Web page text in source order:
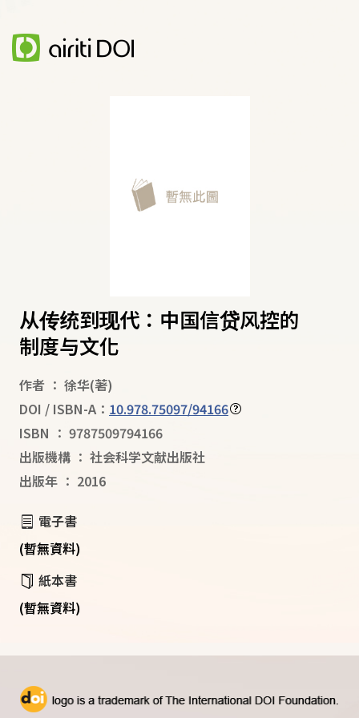
从传统到现代：中国信贷风控的
制度与文化
作者 ： 徐华(著)
DOI / ISBN-A： 10.978.75097/94166
ISBN ： 9787509794166
出版機構 ： 社会科学文献出版社
出版年 ： 2016
電子書
(暫無資料)
紙本書
(暫無資料)